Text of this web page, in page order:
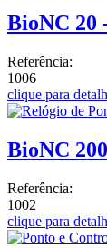
BioNC 20
Referência:
1006
clique para
BioNC
Referência:
1002
clique para